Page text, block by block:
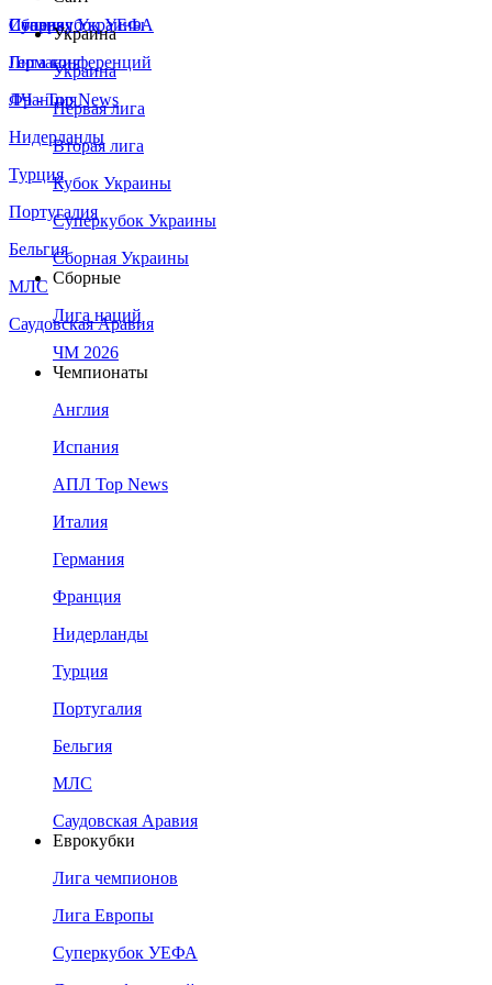
Сборная Украины
Италия
Германия
Франция
Нидерланды
Турция
Португалия
Бельгия
МЛС
Саудовская Аравия
Суперкубок УЕФА
Лига конференций
ЛЧ - Top News
Украина
Украина
Первая лига
Вторая лига
Кубок Украины
Суперкубок Украины
Сборная Украины
Сборные
Лига наций
ЧМ 2026
Чемпионаты
Англия
Испания
АПЛ Top News
Италия
Германия
Франция
Нидерланды
Турция
Португалия
Бельгия
МЛС
Саудовская Аравия
Еврокубки
Лига чемпионов
Лига Европы
Суперкубок УЕФА